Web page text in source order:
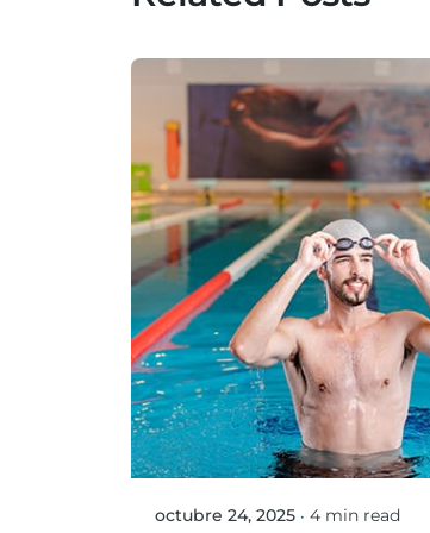
Posted by
Mario Ortiz
octubre 24, 2025 4 min read